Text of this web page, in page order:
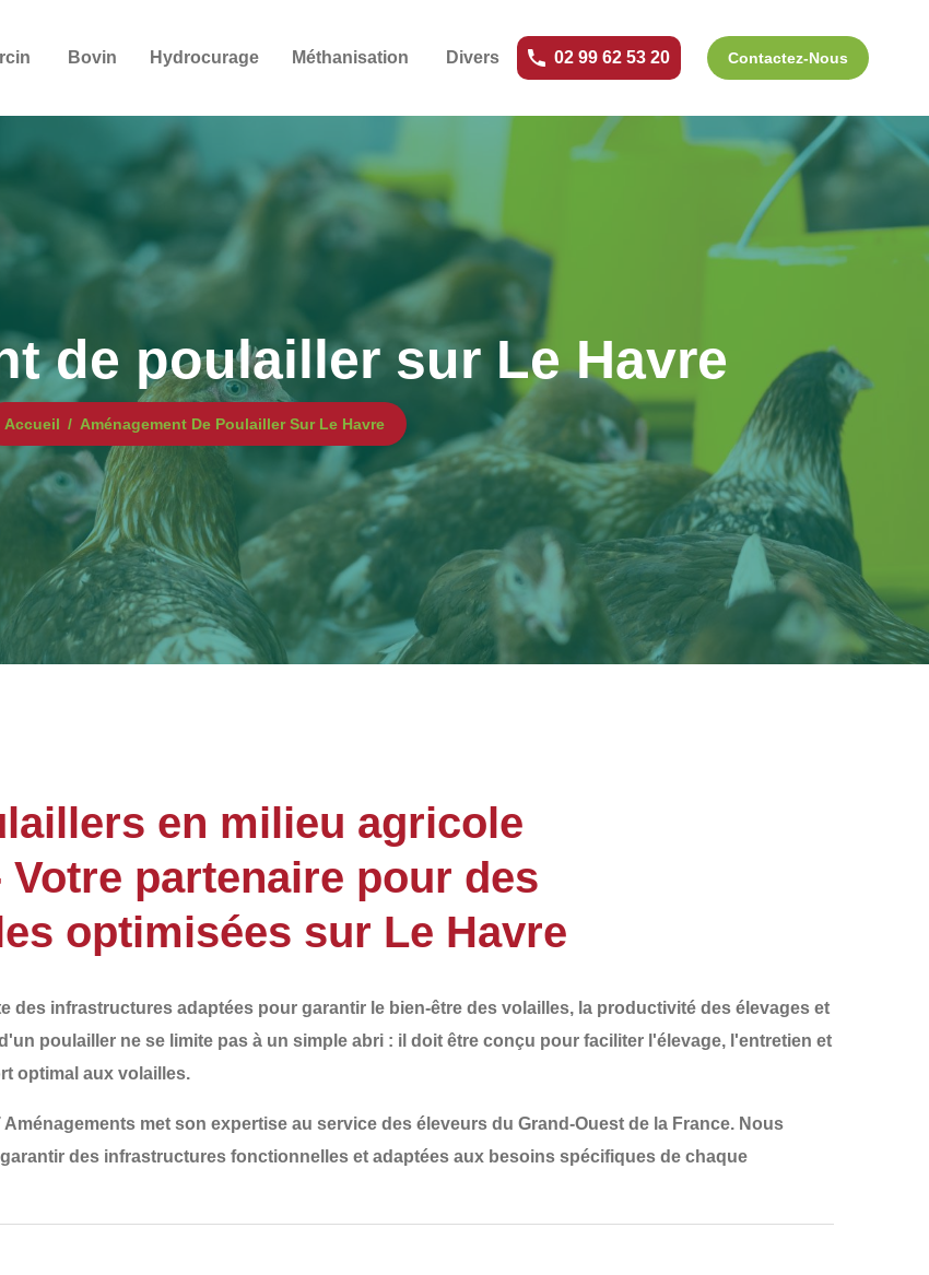
Bovin Hydrocurage Méthanisation Divers 02 99 62 53 20 Contactez-Nous
de poulailler sur Le Havre
Accueil Aménagement De Poulailler Sur Le Havre
en milieu agricole
partenaire pour des
optimisées sur Le Havre
des infrastructures adaptées pour garantir le bien-être des volailles, la productivité des élevages et
poulailler ne se limite pas à un simple abri : il doit être conçu pour faciliter l'élevage, l'entretien et
optimal aux volailles.
Aménagements met son expertise au service des éleveurs du Grand-Ouest de la France. Nous
des infrastructures fonctionnelles et adaptées aux besoins spécifiques de chaque